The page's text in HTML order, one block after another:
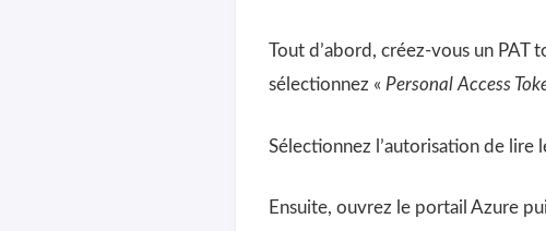
Tout d’abord, créez-vous un PAT
sélectionnez « Personal Access
Sélectionnez l’autorisation de lire
Ensuite, ouvrez le portail Azure